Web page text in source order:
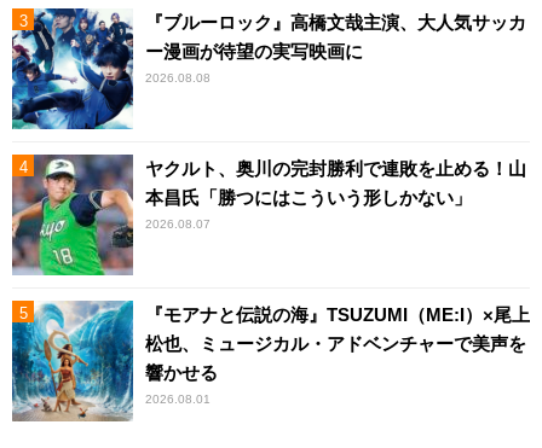
『ブルーロック』高橋文哉主演、大人気サッカ
ー漫画が待望の実写映画に
2026.08.08
ヤクルト、奥川の完封勝利で連敗を止める！山
本昌氏「勝つにはこういう形しかない」
2026.08.07
『モアナと伝説の海』TSUZUMI（ME:I）×尾上
松也、ミュージカル・アドベンチャーで美声を
響かせる
2026.08.01